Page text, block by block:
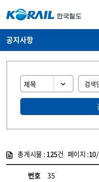
공지사항
총게시물 : 125건 페이지 :10
번호
35